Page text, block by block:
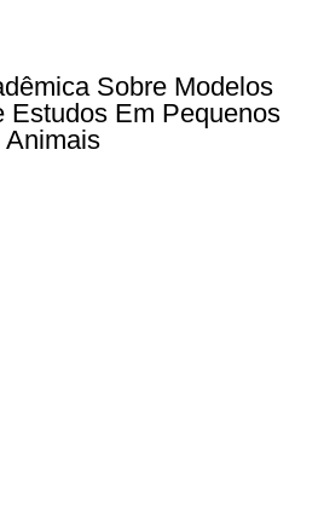
Sobre Modelos
Estudos Em Pequenos
Animais